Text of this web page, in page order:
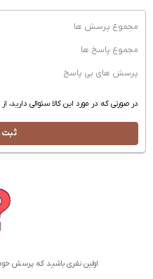
مجموع پرسش ها
مجموع پاسخ ها
پرسش های بی پاسخ
در صورتی که در مورد این کالا سئوالی
اولین نفری باشید که پرسش